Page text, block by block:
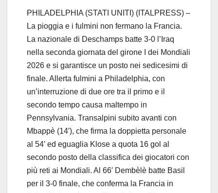
PHILADELPHIA (STATI UNITI) (ITALPRESS) –
La pioggia e i fulmini non fermano la Francia.
La nazionale di Deschamps batte 3-0 l’Iraq
nella seconda giornata del girone I dei Mondiali
2026 e si garantisce un posto nei sedicesimi di
finale. Allerta fulmini a Philadelphia, con
un’interruzione di due ore tra il primo e il
secondo tempo causa maltempo in
Pennsylvania. Transalpini subito avanti con
Mbappè (14′), che firma la doppietta personale
al 54′ ed eguaglia Klose a quota 16 gol al
secondo posto della classifica dei giocatori con
più reti ai Mondiali. Al 66′ Dembèlè batte Basil
per il 3-0 finale, che conferma la Francia in